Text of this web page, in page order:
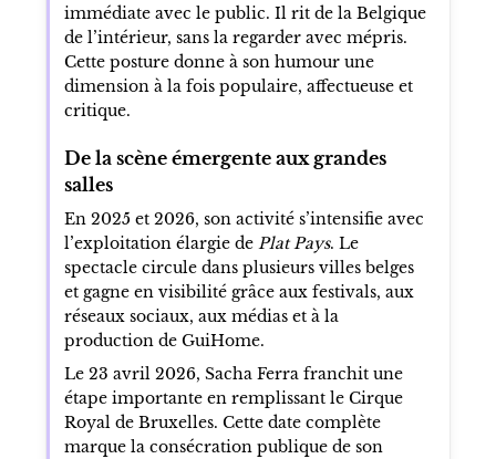
immédiate avec le public. Il rit de la Belgique
de l’intérieur, sans la regarder avec mépris.
Cette posture donne à son humour une
dimension à la fois populaire, affectueuse et
critique.
De la scène émergente aux grandes
salles
En 2025 et 2026, son activité s’intensifie avec
l’exploitation élargie de Plat Pays. Le
spectacle circule dans plusieurs villes belges
et gagne en visibilité grâce aux festivals, aux
réseaux sociaux, aux médias et à la
production de GuiHome.
Le 23 avril 2026, Sacha Ferra franchit une
étape importante en remplissant le Cirque
Royal de Bruxelles. Cette date complète
marque la consécration publique de son